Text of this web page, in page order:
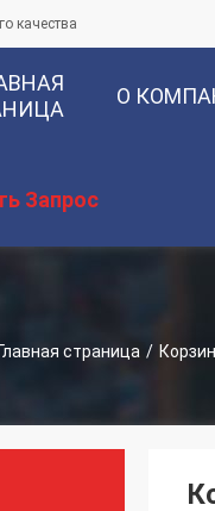
качества
О
Запрос
Главная страница /